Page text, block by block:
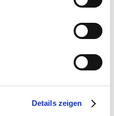
Details zeigen
der höchsten durch die
eine Aufwandmenge nicht
eingestuft (B4).
schädigend für
schädigend für